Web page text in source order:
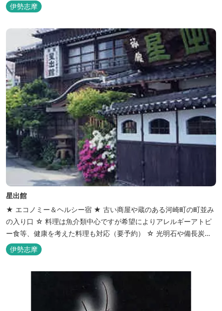
伊勢志摩
星出館
★ エコノミー＆ヘルシー宿 ★ 古い商屋や蔵のある河崎町の町並み
の入り口 ☆ 料理は魚介類中心ですが希望によりアレルギーアトピ
ー食等、健康を考えた料理も対応（要予約） ☆ 光明石や備長炭を
設置した青森ヒバと信楽焼のお風呂で心身のリフレッシュを！
【Japanese Inn Group 会員です】
伊勢志摩